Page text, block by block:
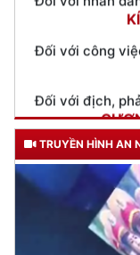
Đối với địch,
TRUYỀN HÌNH AN